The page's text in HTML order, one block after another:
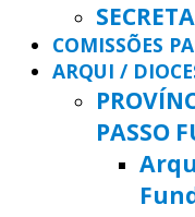
COMISSÕES
ARQUI /
PASSO